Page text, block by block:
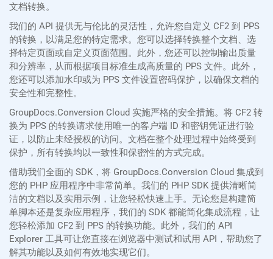
文档转换。
我们的 API 提供无与伦比的灵活性，允许您自定义 CF2 到 PPS
的转换，以满足您的特定需求。您可以选择转换整个文档、选
择特定页面或自定义页面范围。此外，您还可以控制输出质量
和分辨率，从而根据项目标准生成高质量的 PPS 文件。此外，
您还可以添加水印或为 PPS 文件设置密码保护，以确保文档的
安全性和完整性。
GroupDocs.Conversion Cloud 实施严格的安全措施。将 CF2 转
换为 PPS 的转换请求使用唯一的客户端 ID 和密钥凭证进行验
证，以防止未经授权的访问。文档在整个处理过程中始终受到
保护，所有转换均以一致性和保密性的方式完成。
借助我们全面的 SDK，将 GroupDocs.Conversion Cloud 集成到
您的 PHP 应用程序中非常简单。我们的 PHP SDK 提供清晰简
洁的文档以及实用示例，让您轻松快速上手。无论您是构建简
单脚本还是复杂应用程序，我们的 SDK 都能简化集成流程，让
您轻松添加 CF2 到 PPS 的转换功能。此外，我们的 API
Explorer 工具可让您直接在浏览器中测试和试用 API，帮助您了
解其功能以及如何有效地实现它们。